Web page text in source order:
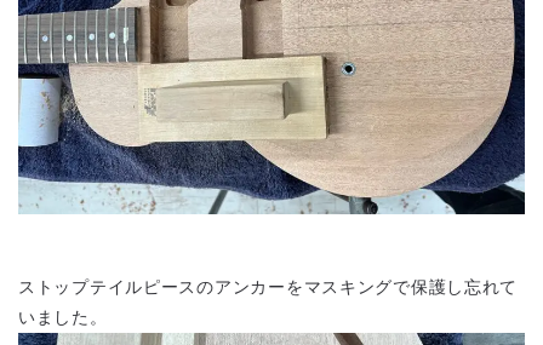
ストップテイルピースのアンカーをマスキングで保護し忘れて
いました。